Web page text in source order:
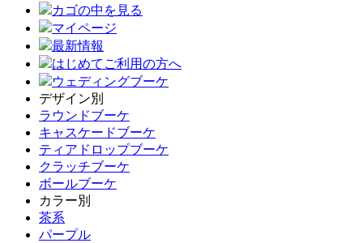
カゴの中を見る
マイページ
最新情報
はじめてご利用の方へ
ウェディングブーケ
デザイン別
ラウンドブーケ
キャスケードブーケ
ティアドロップブーケ
クラッチブーケ
ボールブーケ
カラー別
茶系
パープル